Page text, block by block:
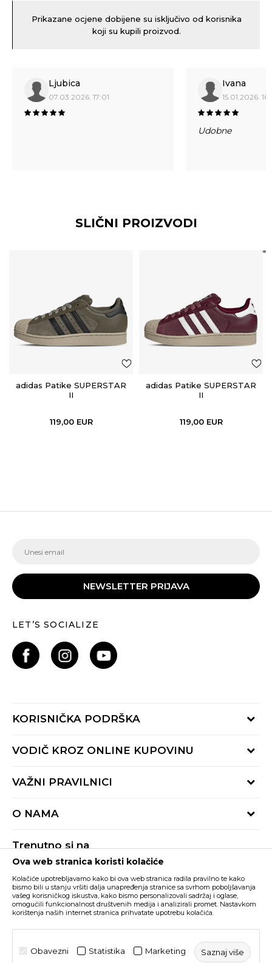
Prikazane ocjene dobijene su isključivo od korisnika
koji su kupili proizvod.
Ljubica
07.03.2026. 17:01
Ivana
15.01.2026.
Udobne
SLIČNI PROIZVODI
adidas Patike SUPERSTAR
II
119,00 EUR
adidas Patike SUPERSTAR
II
119,00 EUR
NEWSLETTER PRIJAVA
LET’S SOCIALIZE
KORISNIČKA PODRŠKA
Provjeri status porudžbine
Radno vrijeme 9-16h
VODIČ KROZ ONLINE KUPOVINU
Načini isporuke
Reklamacije
VAŽNI PRAVILNICI
Pravila Sport&Bonus programa
O NAMA
BUZZ Shopovi
Postani dio BUZZ tima
Trenutno si na
Buzz Crna Gora PROMIJENI
Nastojimo da budemo što precizniji u opisu proizvoda, prikazu slika i samih
cijena, ali ne možemo garantovati da su sve informacije kompletne i bez
grešaka. Svi artikli prikazani na sajtu su dio naše ponude i ne podrazumijeva da
su dostupni u svakom trenutku. Raspoloživost robe možete provjeriti pozivom
©2026www.buzzsneakers.me, IzradaNB SOFT. Sva prava
Ova web stranica koristi kolačiće
Kolačiće upotrebljavamo kako bi ova web stranica radila pravilno te kako
bismo bili u stanju vršiti dalja unapređenja stranice sa svrhom poboljšavanja
vašeg korisničkog iskustva, kako bismo personalizovali sadržaj i oglase,
omogućili funkcionalnost društvenih medija i analizirali promet. Nastavkom
korištenja naših internet stranica prihvatate upotrebu kolačića.
Obavezni Statistika Marketing Saznaj više